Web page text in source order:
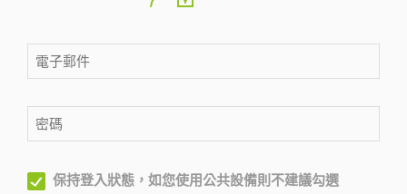
保持登入狀態，如您使用公共設備則不建議勾選